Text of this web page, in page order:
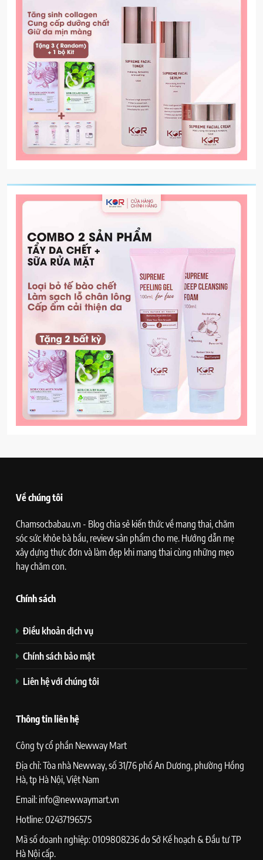
Về chúng tôi
Chamsocbabau.vn - Blog chia sẻ kiến thức về mang thai, chăm
sóc sức khỏe bà bầu, review sản phẩm cho mẹ. Hướng dẫn mẹ
xây dựng thực đơn và làm đẹp khi mang thai cùng những mẹo
hay chăm con.
Chính sách
Điều khoản dịch vụ
Chính sách bảo mật
Liên hệ với chúng tôi
Thông tin liên hệ
Công ty cổ phần Newway Mart
Địa chỉ: Tòa nhà Newway, số 31/76 phố An Dương, phường Hồng
Hà, tp Hà Nội, Việt Nam
Email: info@newwaymart.vn
Hotline: 02437196575
Mã số doanh nghiệp: 0109808236 do Sở Kế hoạch & Đầu tư TP
Hà Nội cấp.